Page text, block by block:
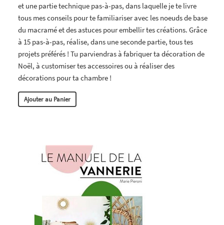
et une partie technique pas-à-pas, dans laquelle je te livre
tous mes conseils pour te familiariser avec les noeuds de base
du macramé et des astuces pour embellir tes créations. Grâce
à 15 pas-à-pas, réalise, dans une seconde partie, tous tes
projets préférés ! Tu parviendras à fabriquer ta décoration de
Noël, à customiser tes accessoires ou à réaliser des
décorations pour ta chambre !
Ajouter au Panier